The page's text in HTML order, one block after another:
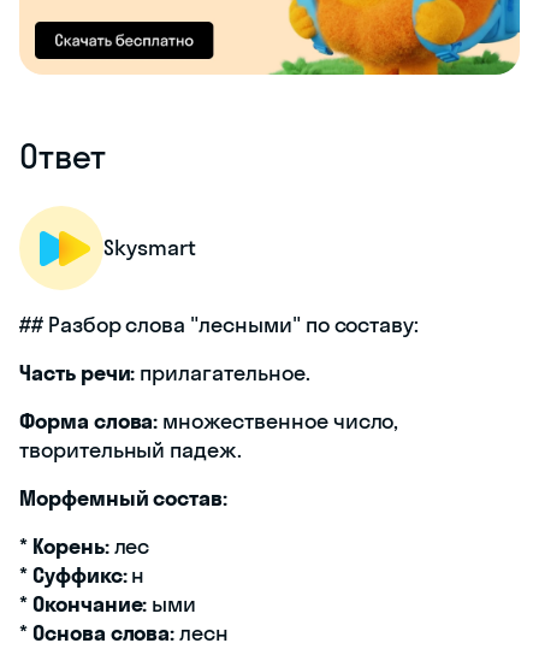
Ответ
Skysmart
## Разбор слова "лесными" по составу:
Часть речи: прилагательное.
Форма слова: множественное число,
творительный падеж.
Морфемный состав:
* Корень:лес
*Суффикс:н
*Окончание: ыми
*Основа слова:лесн